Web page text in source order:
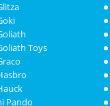
Toys
Pando